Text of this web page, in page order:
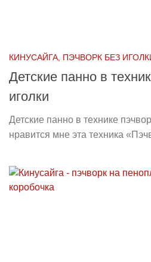
КИНУСАЙГА, ПЭЧВОРК БЕЗ
Детские панно в
иголки
Детские панно в технике
нравится мне эта техника